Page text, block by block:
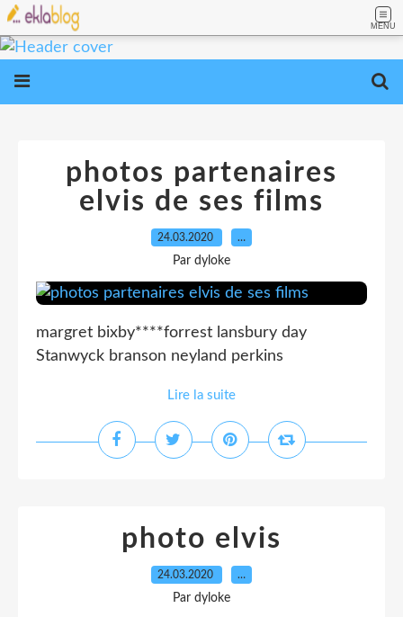
MENU
photos partenaires
elvis de ses films
24.03.2020 …
Par dyloke
margret bixby****forrest lansbury day
Stanwyck branson neyland perkins
Lire la suite
photo elvis
24.03.2020 …
Par dyloke